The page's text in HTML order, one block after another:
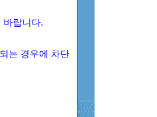
바랍니다.
는 경우에 차단